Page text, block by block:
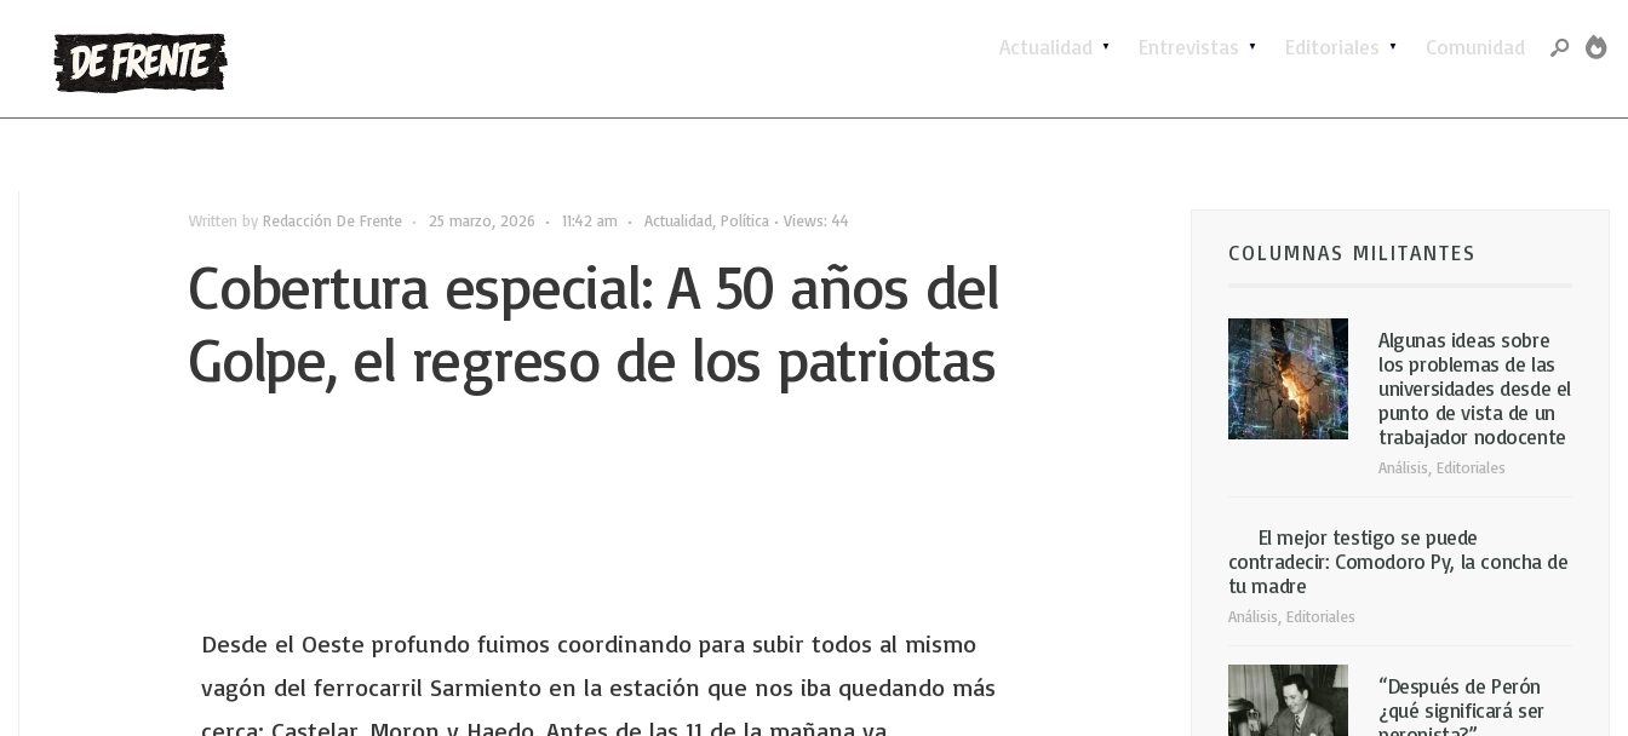
Actualidad Entrevistas Editoriales Comunidad
Written by Redacción De Frente • 25 marzo, 2026 • 11:42 am • Actualidad Política • Views: 44
Cobertura especial: A 50 años del
Golpe, el regreso de los patriotas
Desde el Oeste profundo fuimos coordinando para subir todos al mismo
vagón del ferrocarril Sarmiento en la estación que nos iba quedando más
COLUMNAS MILITANTES
Algunas ideas sobre
los problemas de las
universidades desde el
punto de vista de un
trabajador nodocente
Análisis Editoriales
El mejor testigo se puede
contradecir: Comodoro Py, la concha de
tu madre
Análisis Editoriales
“Después de Perón
¿qué significará ser